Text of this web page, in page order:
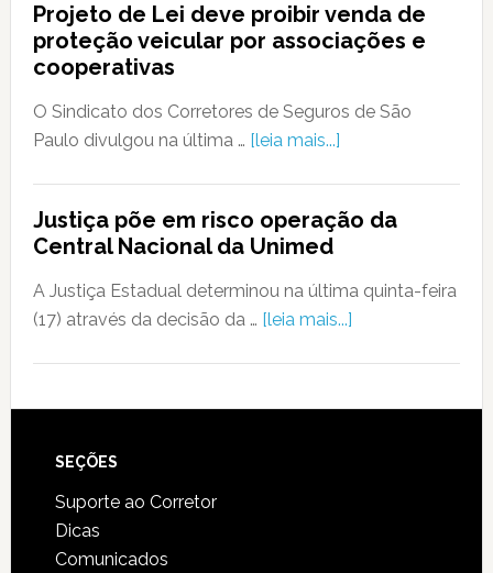
Projeto de Lei deve proibir venda de
proteção veicular por associações e
cooperativas
O Sindicato dos Corretores de Seguros de São
Paulo divulgou na última … [leia mais...]
Justiça põe em risco operação da
Central Nacional da Unimed
A Justiça Estadual determinou na última quinta-feira
(17) através da decisão da … [leia mais...]
SEÇÕES
Suporte ao Corretor
Dicas
Comunicados